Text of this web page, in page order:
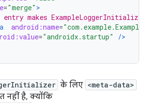
="merge" >
makes
android:name=
="androidx.startup"
/>
के लिए <meta-data>
नहीं है, क्योंकि